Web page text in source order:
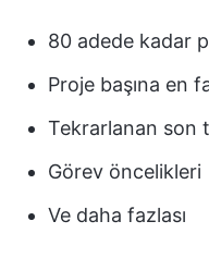
80 adede kadar
Proje başına en
Tekrarlanan son
Görev öncelikleri
Ve daha fazlası